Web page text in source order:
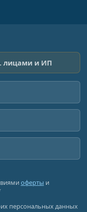
лицами и ИП
оферты и
персональных данных